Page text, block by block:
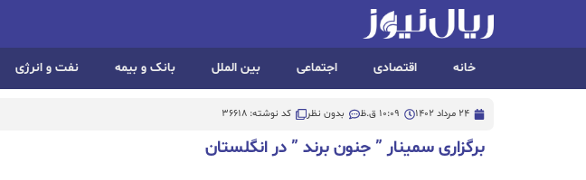
خانه اقتصادی اجتماعی بین الملل بانک و بیمه نفت و انرژی
24 مرداد 1402 10:09 ق.ظ بدون نظر کد نوشته: 36618
برگزاری سمینار ” جنون برند ” در انگلستان